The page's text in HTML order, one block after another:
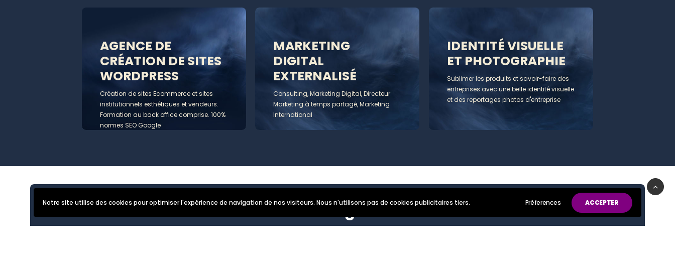
AGENCE DE
CRÉATION DE SITES
WORDPRESS
Création de sites Ecommerce et sites
institutionnels esthétiques et vendeurs.
Formation au back office comprise. 100%
normes SEO Google
MARKETING
DIGITAL
EXTERNALISÉ
Consulting, Marketing Digital, Directeur
Marketing à temps partagé, Marketing
International
IDENTITÉ VISUELLE
ET PHOTOGRAPHIE
Sublimer les produits et savoir-faire des
entreprises avec une belle identité visuelle
et des reportages photos d'entreprise
Blog
Notre site utilise des cookies pour optimiser l'expérience de navigation de nos visiteurs. Nous n'utilisons pas de cookies publicitaires tiers. Préferences ACCEPTER